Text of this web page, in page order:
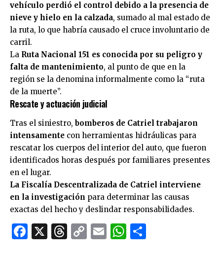
vehículo perdió el control debido a la presencia de
nieve y hielo en la calzada, sumado al mal estado de
la ruta, lo que habría causado el cruce involuntario de
carril.
La Ruta Nacional 151 es conocida por su peligro y
falta de mantenimiento, al punto de que en la
región se la denomina informalmente como la “ruta
de la muerte”.
Rescate y actuación judicial
Tras el siniestro, bomberos de Catriel trabajaron
intensamente con herramientas hidráulicas para
rescatar los cuerpos del interior del auto, que fueron
identificados horas después por familiares presentes
en el lugar.
La Fiscalía Descentralizada de Catriel interviene
en la investigación para determinar las causas
exactas del hecho y deslindar responsabilidades.
Facebook
X Threads
CopyEmailWhatsApp